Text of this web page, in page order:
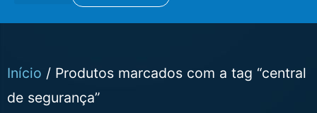
Início / Produtos marcados com a tag “central
de segurança”